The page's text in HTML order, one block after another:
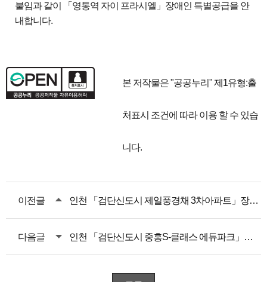
붙임과 같이 「영통역 자이 프라시엘」장애인 특별공급을 안
내합니다.
본 저작물은 "공공누리"제1유형:출
처표시 조건에 따라 이용 할 수 있습
니다.
이전글 인천 「검단신도시 제일풍경채 3차아파트」장애인 특별공급 안내
다음글 인천 「검단신도시 중흥S-클래스 에듀파크」장애인 특별공급 안내